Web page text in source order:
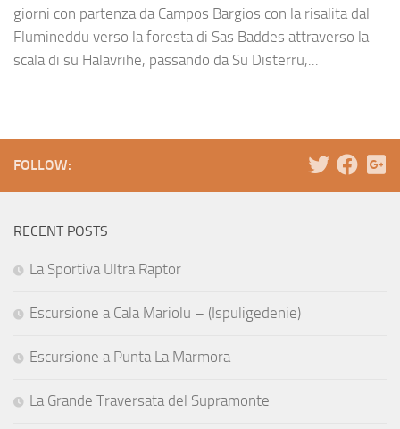
giorni con partenza da Campos Bargios con la risalita dal
Flumineddu verso la foresta di Sas Baddes attraverso la
scala di su Halavrihe, passando da Su Disterru,...
FOLLOW:
RECENT POSTS
La Sportiva Ultra Raptor
Escursione a Cala Mariolu – (Ispuligedenie)
Escursione a Punta La Marmora
La Grande Traversata del Supramonte